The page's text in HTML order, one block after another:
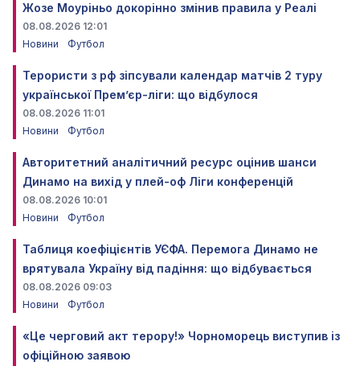
Жозе Моуріньо докорінно змінив правила у Реалі
08.08.2026 12:01
Новини
Футбол
Терористи з рф зіпсували календар матчів 2 туру
української Прем’єр-ліги: що відбулося
08.08.2026 11:01
Новини
Футбол
Авторитетний аналітичний ресурс оцінив шанси
Динамо на вихід у плей-оф Ліги конференцій
08.08.2026 10:01
Новини
Футбол
Таблиця коефіцієнтів УЄФА. Перемога Динамо не
врятувала Україну від падіння: що відбувається
08.08.2026 09:03
Новини
Футбол
«Це черговий акт терору!» Чорноморець виступив із
офіційною заявою